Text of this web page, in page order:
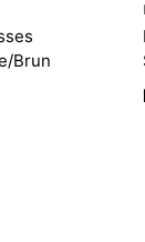
Brun